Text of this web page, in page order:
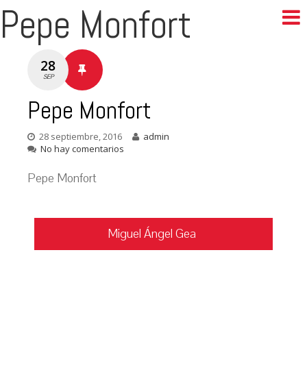
Pepe Monfort
28
SEP
Pepe Monfort
28 septiembre, 2016
admin
No hay comentarios
Pepe Monfort
NavegaciónMiguel Ángel Gea